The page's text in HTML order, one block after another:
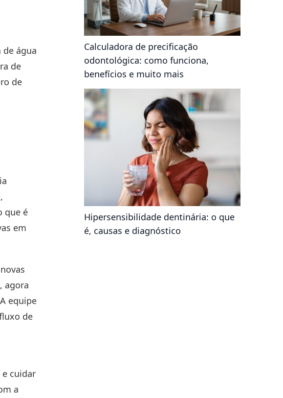
água
de
de
que é
em
agora
equipe
de
cuidar
a
Calculadora de precificação
odontológica: como funciona,
benefícios e muito mais
Hipersensibilidade dentinária: o que
é, causas e diagnóstico